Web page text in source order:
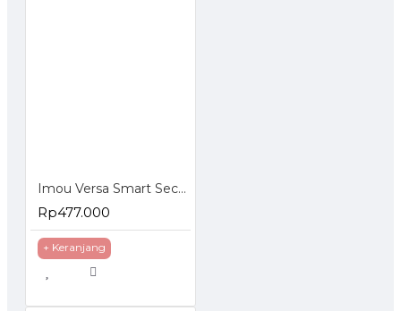
Imou Versa Smart Security Camera Indoor Outdoor 1080P
Rp477.000
+ Keranjang